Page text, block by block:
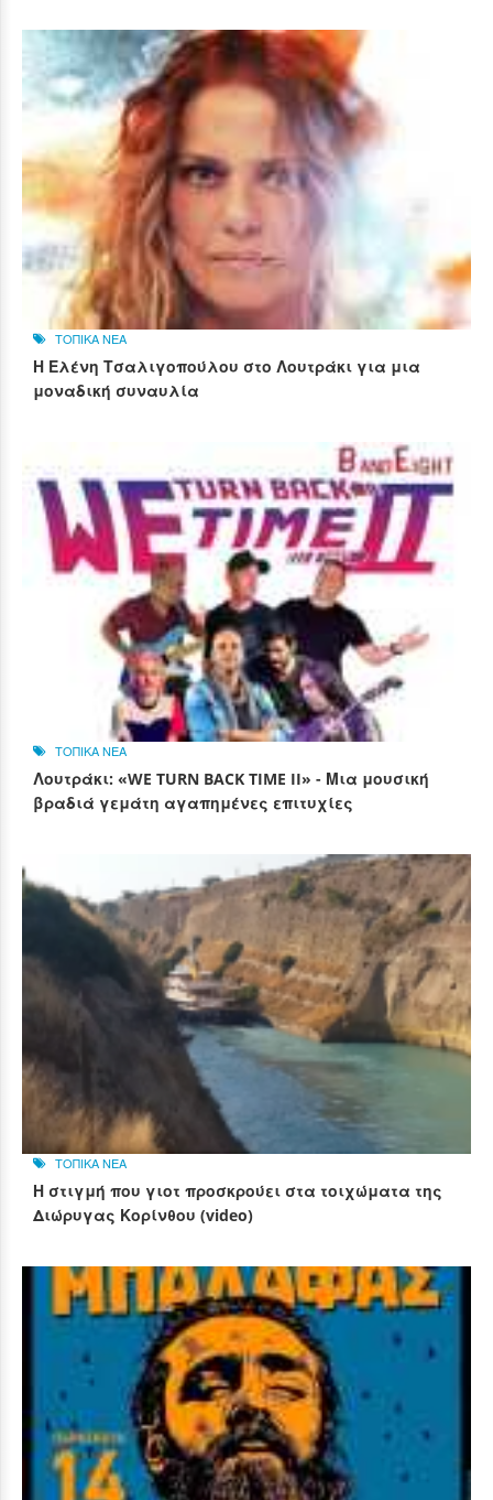
ΤΟΠΙΚΑ ΝΕΑ
Η Ελένη Τσαλιγοπούλου στο Λουτράκι για μια
μοναδική συναυλία
ΤΟΠΙΚΑ ΝΕΑ
Λουτράκι: «WE TURN BACK TIME II» - Μια μουσική
βραδιά γεμάτη αγαπημένες επιτυχίες
ΤΟΠΙΚΑ ΝΕΑ
Η στιγμή που γιοτ προσκρούει στα τοιχώματα της
Διώρυγας Κορίνθου (video)